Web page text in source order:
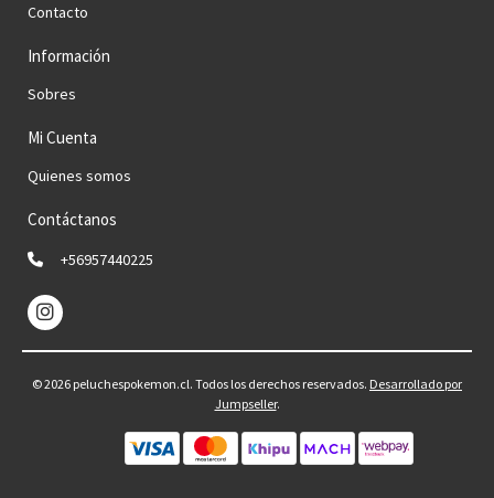
Contacto
Información
Sobres
Mi Cuenta
Quienes somos
Contáctanos
+56957440225
© 2026 peluchespokemon.cl. Todos los derechos reservados. Desarrollado por
Jumpseller.